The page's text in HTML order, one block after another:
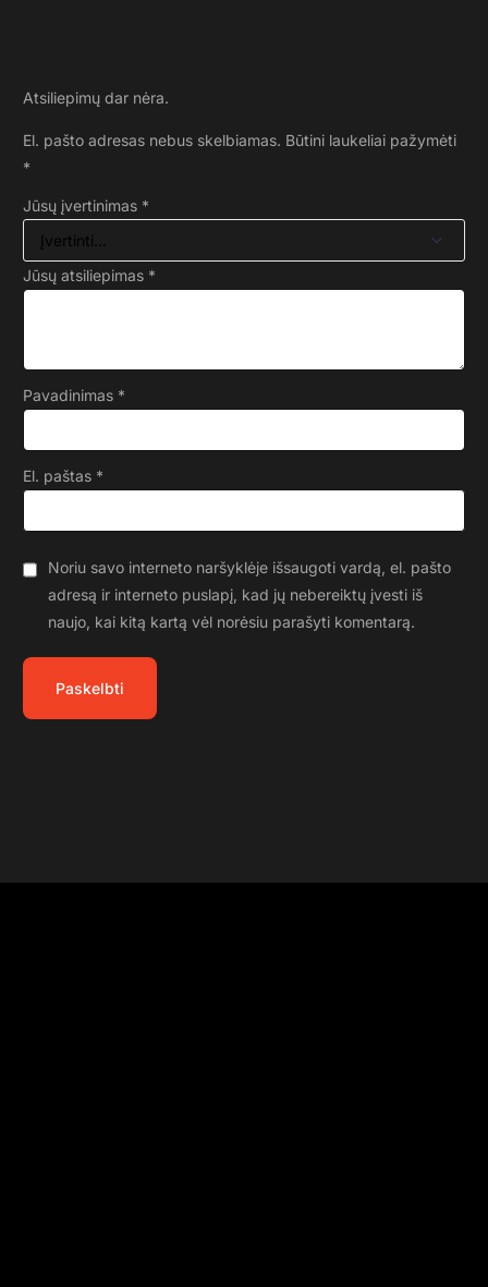
Atsiliepimų dar nėra.
El. pašto adresas nebus skelbiamas. Būtini laukeliai pažymėti
*
Jūsų įvertinimas *
Jūsų atsiliepimas *
Pavadinimas *
El. paštas *
Noriu savo interneto naršyklėje išsaugoti vardą, el. pašto
adresą ir interneto puslapį, kad jų nebereiktų įvesti iš
naujo, kai kitą kartą vėl norėsiu parašyti komentarą.